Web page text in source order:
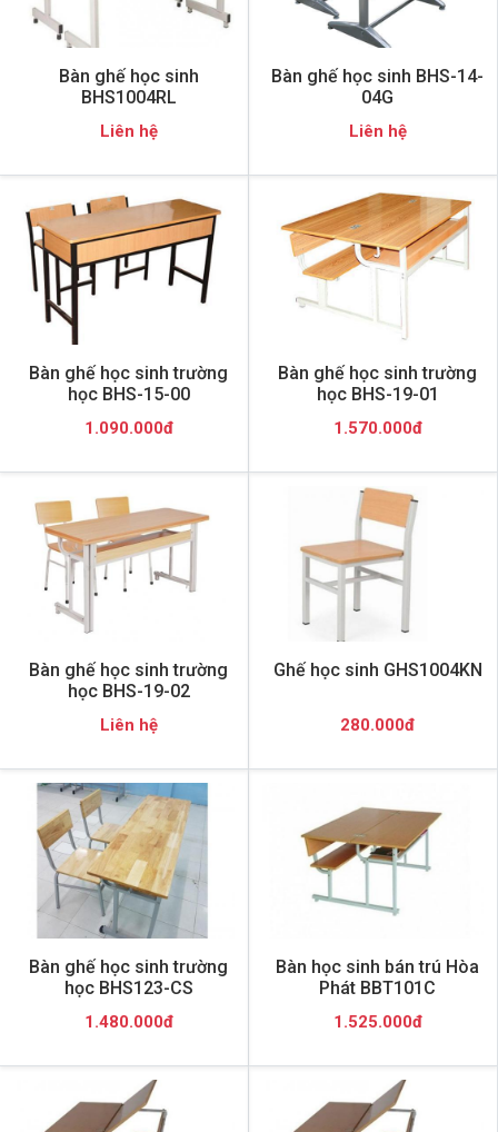
Bàn ghế học sinh
BHS1004RL
Liên hệ
Bàn ghế học sinh BHS-14-
04G
Liên hệ
Bàn ghế học sinh trường
học BHS-15-00
1.090.000đ
Bàn ghế học sinh trường
học BHS-19-01
1.570.000đ
Bàn ghế học sinh trường
học BHS-19-02
Liên hệ
Ghế học sinh GHS1004KN
280.000đ
Bàn ghế học sinh trường
học BHS123-CS
1.480.000đ
Bàn học sinh bán trú Hòa
Phát BBT101C
1.525.000đ